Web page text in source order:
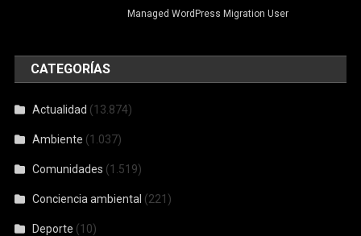
Managed WordPress Migration User
CATEGORÍAS
Actualidad (13.874)
Ambiente (1.037)
Comunidades (1.519)
Conciencia ambiental (221)
Deporte (10)